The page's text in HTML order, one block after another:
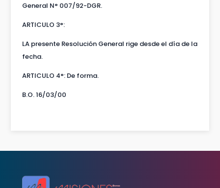
General N° 007/92-DGR.
ARTICULO 3°:
LA presente Resolución General rige desde el día de la
fecha.
ARTICULO 4°: De forma.
B.O. 16/03/00